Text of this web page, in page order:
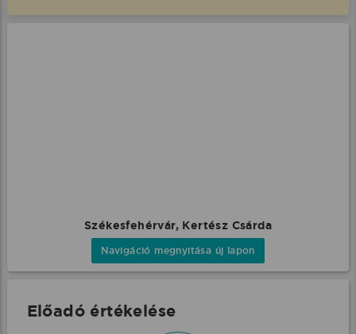
Székesfehérvár, Kertész Csárda
Navigáció megnyitása új lapon
Előadó értékelése